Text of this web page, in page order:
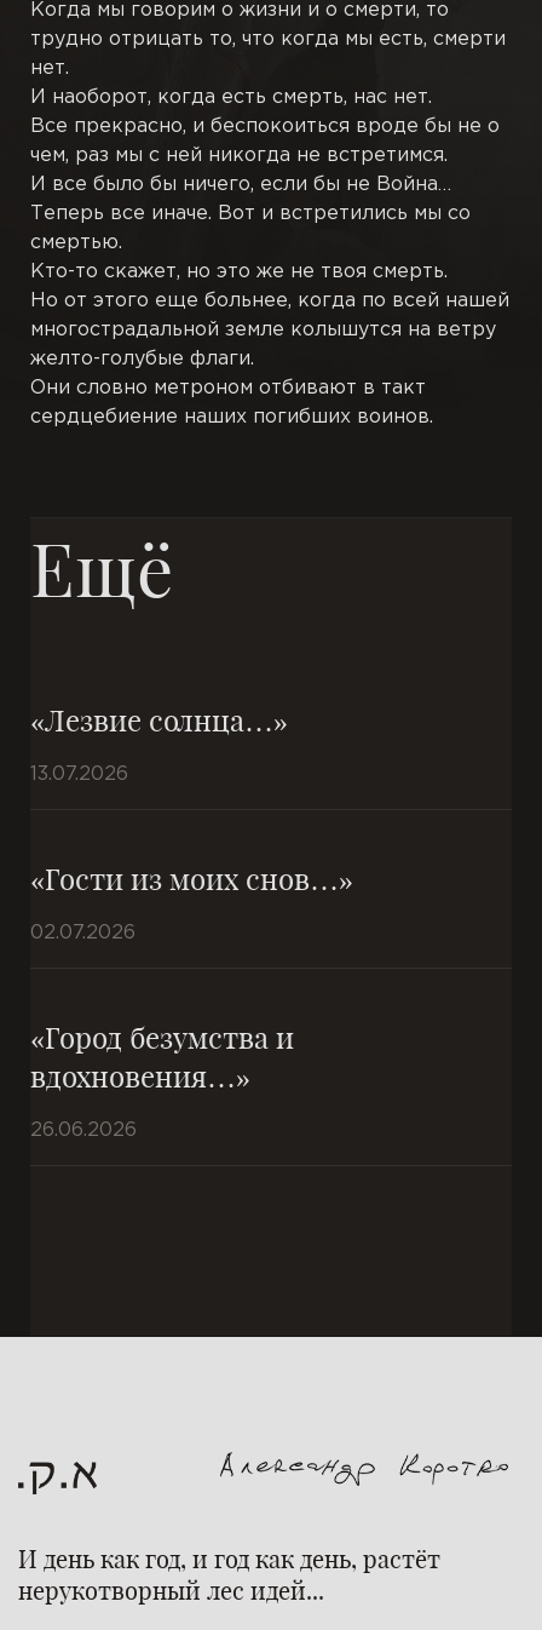
Пьесы
Переводы
Подстрочники
Черновики
Иллюстрации
Публикации
Книги
Когда мы говорим о жизни и о смерти, то
трудно отрицать то, что когда мы есть, смерти
нет.
И наоборот, когда есть смерть, нас нет.
Все прекрасно, и беспокоиться вроде бы не о
чем, раз мы с ней никогда не встретимся.
И все было бы ничего, если бы не Война…
Теперь все иначе. Вот и встретились мы со
смертью.
Кто-то скажет, но это же не твоя смерть.
Но от этого еще больнее, когда по всей нашей
многострадальной земле колышутся на ветру
желто-голубые флаги.
Они словно метроном отбивают в такт
сердцебиение наших погибших воинов.
Ещё
«Лезвие солнца…»
13.07.2026
«Гости из моих снов…»
02.07.2026
«Город безумства и
вдохновения…»
26.06.2026
И день как год, и год как день, растёт
нерукотворный лес идей...